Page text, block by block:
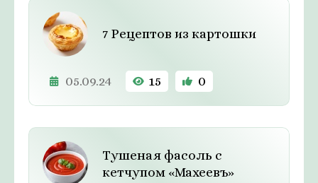
7 Рецептов из картошки
05.09.24 15 0
Тушеная фасоль с
кетчупом «Махеевъ»